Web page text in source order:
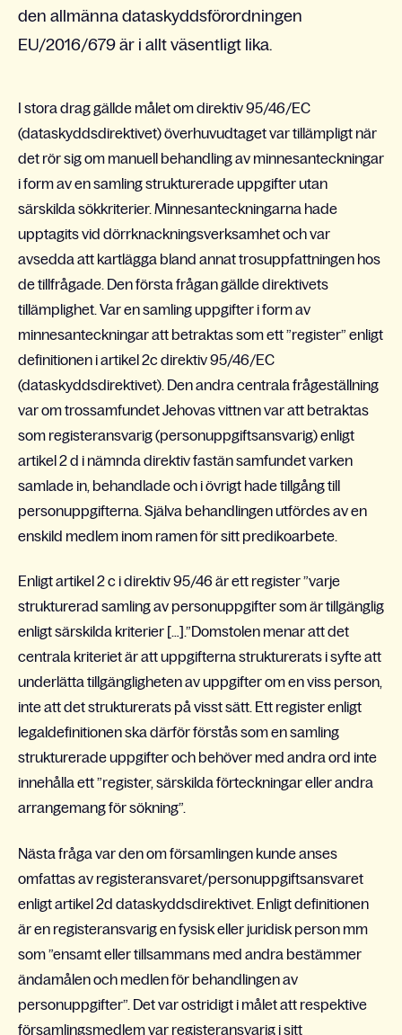
den allmänna dataskyddsförordningen
EU/2016/679 är i allt väsentligt lika.
I stora drag gällde målet om direktiv 95/46/EC
(dataskyddsdirektivet) överhuvudtaget var tillämpligt när
det rör sig om manuell behandling av minnesanteckningar
i form av en samling strukturerade uppgifter utan
särskilda sökkriterier. Minnesanteckningarna hade
upptagits vid dörrknackningsverksamhet och var
avsedda att kartlägga bland annat trosuppfattningen hos
de tillfrågade. Den första frågan gällde direktivets
tillämplighet. Var en samling uppgifter i form av
minnesanteckningar att betraktas som ett ”register” enligt
definitionen i artikel 2c direktiv 95/46/EC
(dataskyddsdirektivet). Den andra centrala frågeställning
var om trossamfundet Jehovas vittnen var att betraktas
som registeransvarig (personuppgiftsansvarig) enligt
artikel 2 d i nämnda direktiv fastän samfundet varken
samlade in, behandlade och i övrigt hade tillgång till
personuppgifterna. Själva behandlingen utfördes av en
enskild medlem inom ramen för sitt predikoarbete.
Enligt artikel 2 c i direktiv 95/46 är ett register ”varje
strukturerad samling av personuppgifter som är tillgänglig
enligt särskilda kriterier […].”Domstolen menar att det
centrala kriteriet är att uppgifterna strukturerats i syfte att
underlätta tillgängligheten av uppgifter om en viss person,
inte att det strukturerats på visst sätt. Ett register enligt
legaldefinitionen ska därför förstås som en samling
strukturerade uppgifter och behöver med andra ord inte
innehålla ett ”register, särskilda förteckningar eller andra
arrangemang för sökning”.
Nästa fråga var den om församlingen kunde anses
omfattas av registeransvaret/personuppgiftsansvaret
enligt artikel 2d dataskyddsdirektivet. Enligt definitionen
är en registeransvarig en fysisk eller juridisk person mm
som ”ensamt eller tillsammans med andra bestämmer
ändamålen och medlen för behandlingen av
personuppgifter”. Det var ostridigt i målet att respektive
församlingsmedlem var registeransvarig i sitt